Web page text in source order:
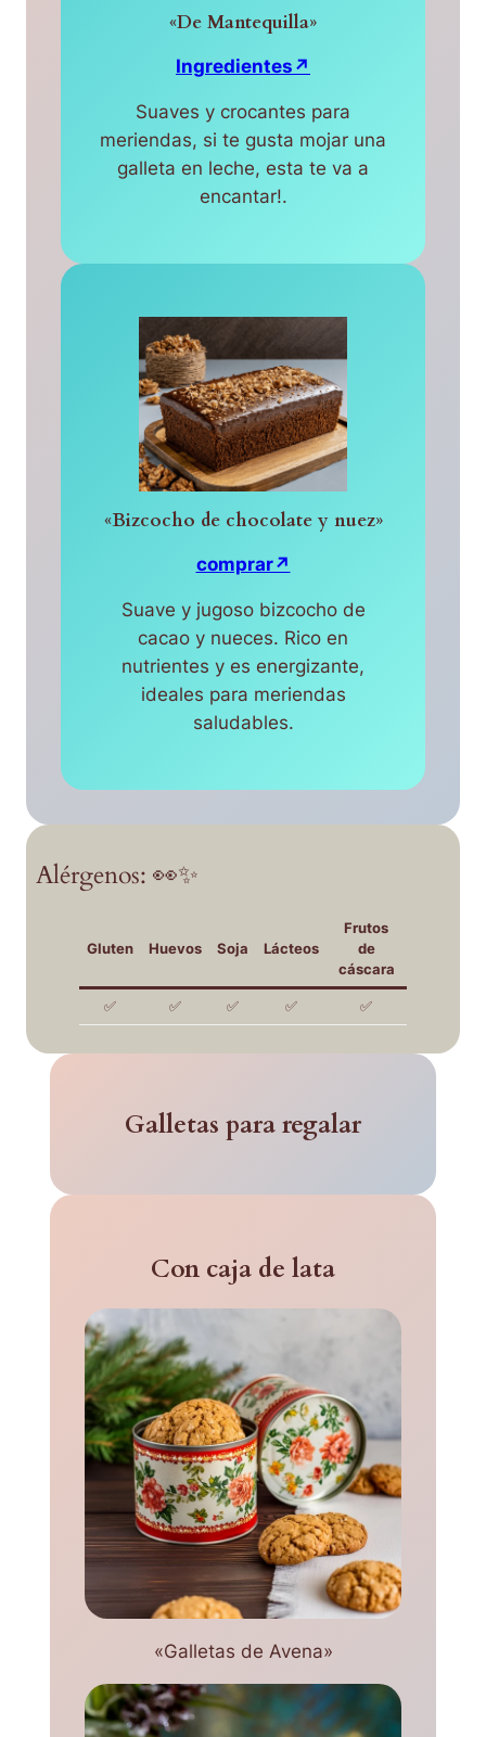
«De Mantequilla»
Ingredientes↗
Suaves y crocantes para
meriendas, si te gusta mojar una
galleta en leche, esta te va a
encantar!.
«Bizcocho de chocolate y nuez»
comprar↗
Suave y jugoso bizcocho de
cacao y nueces. Rico en
nutrientes y es energizante,
ideales para meriendas
saludables.
Alérgenos: 👀✨
Gluten Huevos Soja Lácteos
Frutos
de
cáscara
✅ ✅ ✅ ✅ ✅
Galletas para regalar
Con caja de lata
«Galletas de Avena»